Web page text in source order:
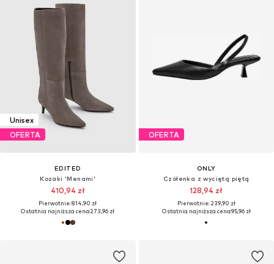
Unisex
OFERTA
EDITED
Kozaki 'Menami'
410,94 zł
Pierwotnie: 814,90 zł
Ostatnia najniższa cena:273,96 zł
OFERTA
ONLY
Czółenka z wyciętą piętą
128,94 zł
Pierwotnie: 239,90 zł
Ostatnia najniższa cena:95,96 zł